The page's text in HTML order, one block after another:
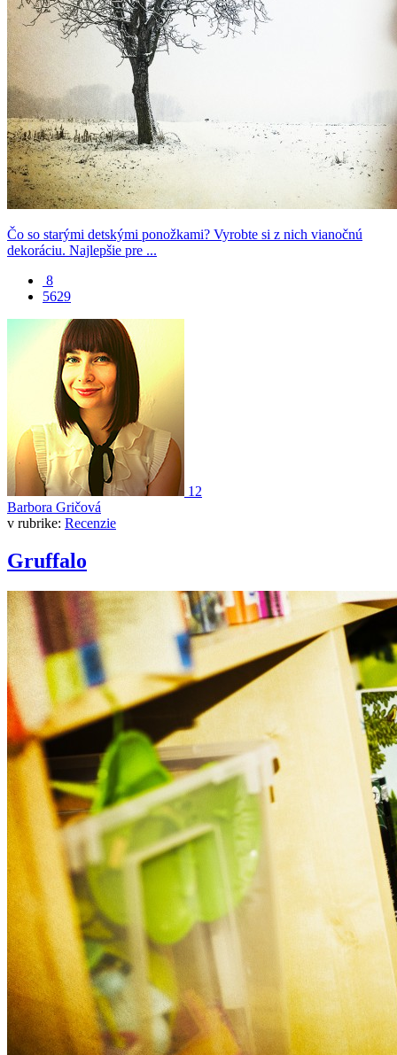
Čo so starými detskými ponožkami? Vyrobte si z nich vianočnú
dekoráciu. Najlepšie pre ...
8
5629
12
Barbora Gričová
v rubrike: Recenzie
Gruffalo